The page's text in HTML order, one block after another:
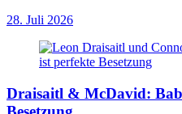
28. Juli 2026
Draisaitl & McDavid: